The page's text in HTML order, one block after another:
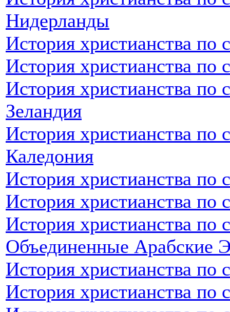
Нидерланды
История христианства по
История христианства по
История христианства по
Зеландия
История христианства по
Каледония
История христианства по
История христианства
История христианства по
Объединенные Арабские
История христианства
История христианства по